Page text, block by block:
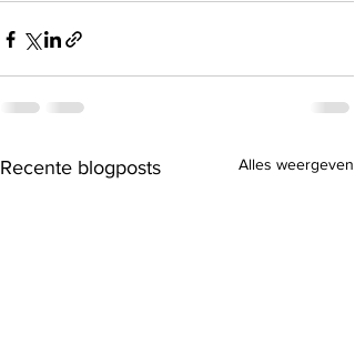
Recente blogposts Alles weergeven